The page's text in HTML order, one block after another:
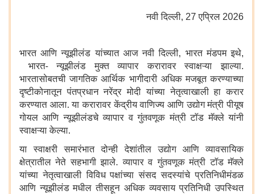
नवी दिल्‍ली, 27 एप्रिल 2026
भारत आणि न्यूझीलंड यांच्यात आज नवी दिल्ली, भारत मंडपम इथे,
भारत- न्यूझीलंड मुक्त व्यापार करारावर स्वाक्षऱ्या झाल्या.
भारतासोबतची जागतिक आर्थिक भागीदारी अधिक मजबूत करण्याच्या
दृष्टीकोनातून पंतप्रधान नरेंद्र मोदी यांच्या नेतृत्वाखाली हा करार
करण्यात आला. या करारावर केंद्रीय वाणिज्य आणि उद्योग मंत्री पीयूष
गोयल आणि न्यूझीलंडचे व्यापार व गुंतवणूक मंत्री टॉड मॅक्ले यांनी
स्वाक्षऱ्या केल्या.
या स्वाक्षरी समारंभात दोन्ही देशांतील उद्योग आणि व्यावसायिक
क्षेत्रातील नेते सहभागी झाले. व्यापार व गुंतवणूक मंत्री टॉड मॅक्ले
यांच्या नेतृत्वाखाली विविध पक्षांच्या संसद सदस्यांचे प्रतिनिधीमंडळ
आणि न्यूझीलंड मधील तीसहून अधिक व्यवसाय प्रतिनिधी उपस्थित